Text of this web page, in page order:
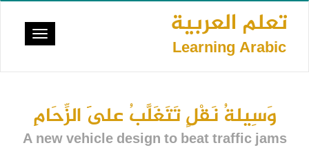
تجاوز
المحتوى
الرئيسي
تعلم العربية
Learning Arabic
Toggle
وَسِيلةُ نَقْلٍ تَتَغَلَّبُ عَلَى الزِّحَامِ
A new vehicle design to beat traffic jams